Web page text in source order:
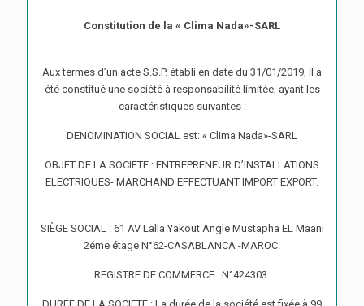
Constitution de la « Clima Nada»-SARL
Aux termes d’un acte S.S.P. établi en date du 31/01/2019, il a
été constitué une société à responsabilité limitée, ayant les
caractéristiques suivantes :
DENOMINATION SOCIAL est: « Clima Nada»-SARL
OBJET DE LA SOCIETE : ENTREPRENEUR D’INSTALLATIONS
ELECTRIQUES- MARCHAND EFFECTUANT IMPORT EXPORT.
SIÈGE SOCIAL : 61 AV Lalla Yakout Angle Mustapha EL Maani
2éme étage N°62-CASABLANCA -MAROC.
REGISTRE DE COMMERCE : N°424303.